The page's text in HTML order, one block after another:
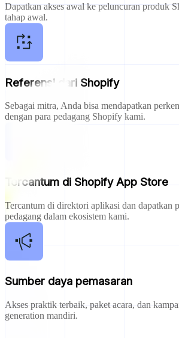
Dapatkan akses awal ke peluncuran produk
tahap awal.
Referensi dari Shopify
Sebagai mitra, Anda bisa mendapatkan
dengan para pedagang Shopify kami.
Tercantum di Shopify App Store
Tercantum di direktori aplikasi dan dapatkan
pedagang dalam ekosistem kami.
Sumber daya pemasaran
Akses praktik terbaik, paket acara, dan
generation mandiri.